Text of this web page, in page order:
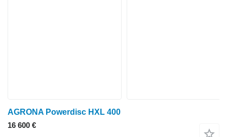
AGRONA Powerdisc HXL 400
16 600 €